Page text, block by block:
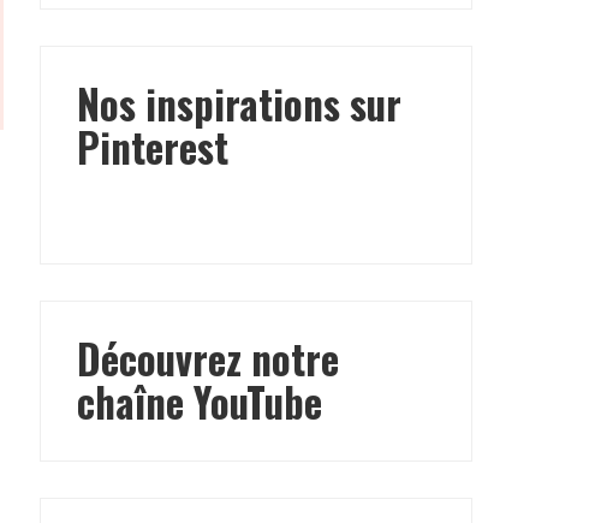
Nos inspirations sur
Pinterest
Découvrez notre
chaîne YouTube